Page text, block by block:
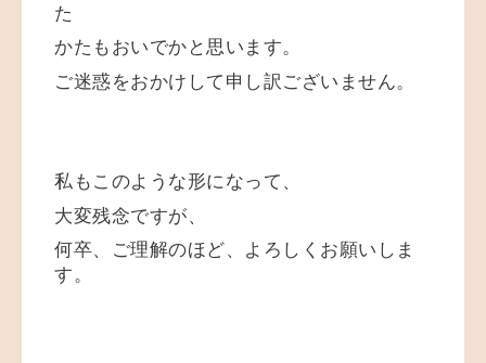
た
かたもおいでかと思います。
ご迷惑をおかけして申し訳ございません。
私もこのような形になって、
大変残念ですが、
何卒、ご理解のほど、よろしくお願いしま
す。